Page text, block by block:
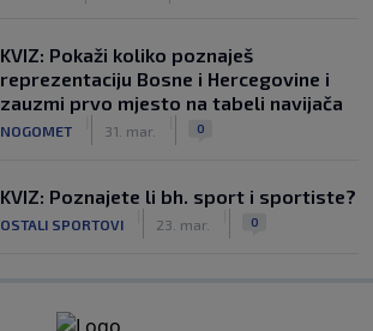
KVIZ: Pokaži koliko poznaješ
reprezentaciju Bosne i Hercegovine i
zauzmi prvo mjesto na tabeli navijača
NOGOMET 31. mar. 0
KVIZ: Poznajete li bh. sport i sportiste?
OSTALI SPORTOVI 23. mar. 0